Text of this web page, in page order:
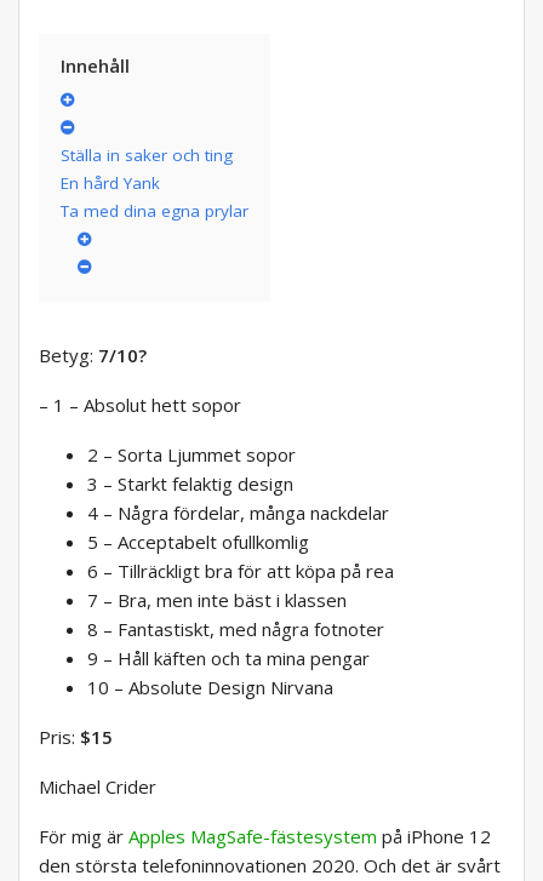
Innehåll
Ställa in saker och ting
En hård Yank
Ta med dina egna prylar
Betyg: 7/10?
– 1 – Absolut hett sopor
2 – Sorta Ljummet sopor
3 – Starkt felaktig design
4 – Några fördelar, många nackdelar
5 – Acceptabelt ofullkomlig
6 – Tillräckligt bra för att köpa på rea
7 – Bra, men inte bäst i klassen
8 – Fantastiskt, med några fotnoter
9 – Håll käften och ta mina pengar
10 – Absolute Design Nirvana
Pris: $15
Michael Crider
För mig är Apples MagSafe-fästesystem på iPhone 12
den största telefoninnovationen 2020. Och det är svårt